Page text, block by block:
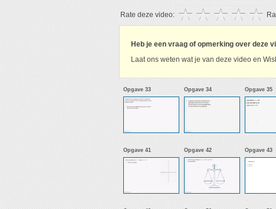
Rate deze video:
Heb je een vraag of opmerking over deze
Laat ons weten wat je van deze video en
Opgave 33 Opgave 34 Opgave 35
Opgave 41 Opgave 42 Opgave 43